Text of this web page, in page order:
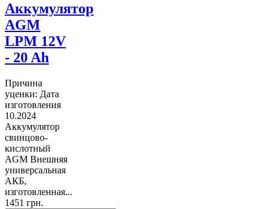
Аккумулятор
AGM
LPM 12V
- 20 Ah
Причина
уценки: Дата
изготовления
10.2024
Аккумулятор
свинцово-
кислотный
AGM Внешняя
универсальная
АКБ,
изготовленная...
1451 грн.